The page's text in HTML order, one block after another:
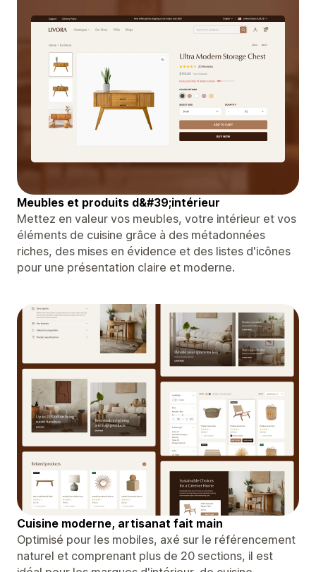
Meubles et produits d&#39;intérieur
Mettez en valeur vos meubles, votre intérieur et vos
éléments de cuisine grâce à des métadonnées
riches, des mises en évidence et des listes d'icônes
pour une présentation claire et moderne.
Cuisine moderne, artisanat fait main
Optimisé pour les mobiles, axé sur le référencement
naturel et comprenant plus de 20 sections, il est